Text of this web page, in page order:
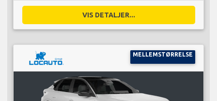
VIS DETALJER...
MELLEMSTØRRELSE